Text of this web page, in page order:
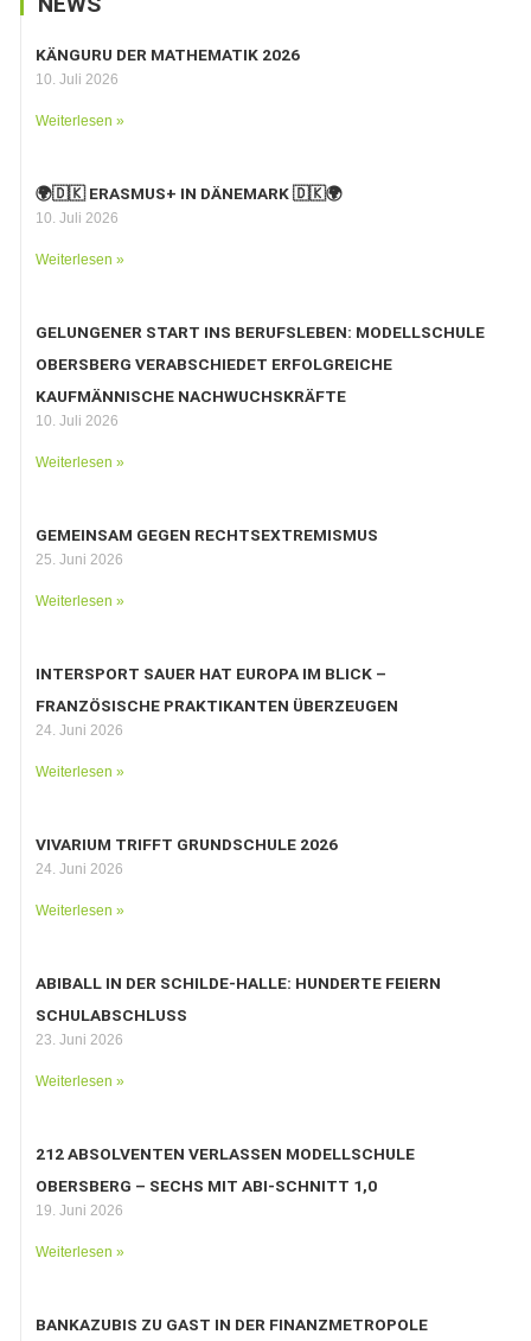
KÄNGURU DER MATHEMATIK 2026
10. Juli 2026
Weiterlesen »
🌍🇩🇰 ERASMUS+ IN DÄNEMARK 🇩🇰🌍
10. Juli 2026
Weiterlesen »
GELUNGENER START INS BERUFSLEBEN: MODELLSCHULE
OBERSBERG VERABSCHIEDET ERFOLGREICHE
KAUFMÄNNISCHE NACHWUCHSKRÄFTE
10. Juli 2026
Weiterlesen »
GEMEINSAM GEGEN RECHTSEXTREMISMUS
25. Juni 2026
Weiterlesen »
INTERSPORT SAUER HAT EUROPA IM BLICK –
FRANZÖSISCHE PRAKTIKANTEN ÜBERZEUGEN
24. Juni 2026
Weiterlesen »
VIVARIUM TRIFFT GRUNDSCHULE 2026
24. Juni 2026
Weiterlesen »
ABIBALL IN DER SCHILDE-HALLE: HUNDERTE FEIERN
SCHULABSCHLUSS
23. Juni 2026
Weiterlesen »
212 ABSOLVENTEN VERLASSEN MODELLSCHULE
OBERSBERG – SECHS MIT ABI-SCHNITT 1,0
19. Juni 2026
Weiterlesen »
BANKAZUBIS ZU GAST IN DER FINANZMETROPOLE